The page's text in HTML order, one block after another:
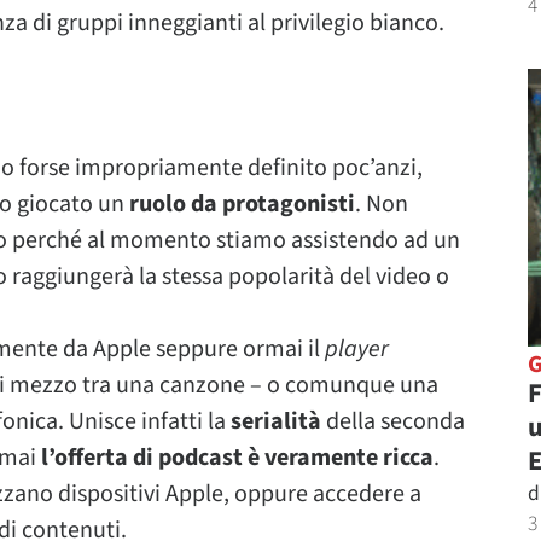
di gruppi inneggianti al privilegio bianco.
forse impropriamente definito poc’anzi,
giocato un ruolo da protagonisti. Non
al momento stiamo assistendo ad un
la stessa popolarità del video o
da Apple seppure ormai ilplayer
tra una canzone – o comunque una
Unisce infatti laserialità della seconda
l’offerta di podcast è veramente ricca.
dispositivi Apple, oppure accedere a
contenuti.